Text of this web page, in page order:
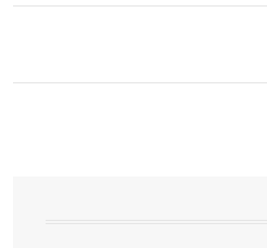
الفنون الهندسية التي ارتبطت
الشام ومصر خاصة، حيث يحرص
في الواجهات